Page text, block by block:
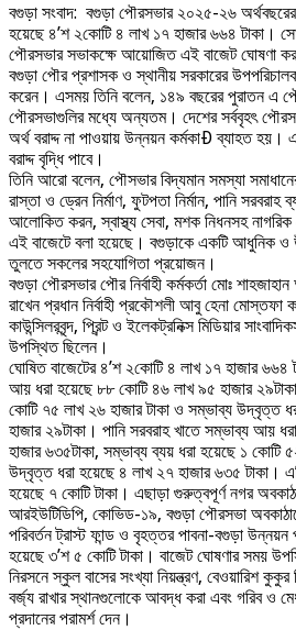
বগুড়া সংবাদ: বগুড়া পৌরসভার ২০২৫-২৬ অর্থবছরের
হয়েছে ৪’শ ২কোটি ৪ লাখ ১৭ হাজার ৬৬৪ টাকা।
পৌরসভার সভাকক্ষে আয়োজিত এই বাজেট ঘোষণা
বগুড়া পৌর প্রশাসক ও স্থানীয় সরকারের
করেন। এসময় তিনি বলেন, ১৪৯ বছরের পুরাতন এ
পৌরসভাগুলির মধ্যে অন্যতম। দেশের সর্ববৃহৎ
অর্থ বরাদ্দ না পাওয়ায় উন্নয়ন কর্মকাÐ ব্যাহত হয়।
বরাদ্দ বৃদ্ধি পাবে।
তিনি আরো বলেন, পৌসভার বিদ্যমান সমস্যা সমাধানের
রাস্তা ও ড্রেন নির্মাণ, ফুটপতা নির্মান, পানি সরবরাহ
আলোকিত করন, স্বাস্থ্য সেবা, মশক নিধনসহ নাগরিক
এই বাজেটে বলা হয়েছে। বগুড়াকে একটি আধুনিক
তুলতে সকলের সহযোগিতা প্রয়োজন।
বগুড়া পৌরসভার পৌর নির্বাহী কর্মকর্তা মোঃ
রাখেন প্রধান নির্বাহী প্রকৌশলী আবু হেনা
কাউন্সিলরবৃন্দ, প্রিন্ট ও ইলেকট্রনিক্স মিডিয়ার
উপস্থিত ছিলেন।
ঘোষিত বাজেটের ৪’শ ২কোটি ৪ লাখ ১৭ হাজার ৬৬৪
আয় ধরা হয়েছে ৮৮ কোটি ৪৬ লাখ ৯৫ হাজার
কোটি ৭৫ লাখ ২৬ হাজার টাকা ও সম্ভাব্য উদ্বৃত্ত
হাজার ২৯টাকা। পানি সরবরাহ খাতে সম্ভাব্য আয়
হাজার ৬৩৫টাকা, সম্ভাব্য ব্যয় ধরা হয়েছে ১ কোটি
উদ্বৃত্ত ধরা হয়েছে ৪ লাখ ২৭ হাজার ৬৩৫ টাকা।
হয়েছে ৭ কোটি টাকা। এছাড়া গুরুত্বপূর্ণ নগর
আরইউটিডিপি, কোভিড-১৯, বগুড়া পৌরসভা
পরিবর্তন ট্রাস্ট ফান্ড ও বৃহত্তর পাবনা-বগুড়া
হয়েছে ৩’শ ৫ কোটি টাকা। বাজেট ঘোষণার সময়
নিরসনে স্কুল বাসের সংখ্যা নিয়ন্ত্রণ, বেওয়ারিশ কুকুর
বর্জ্য রাখার স্থানগুলোকে আবদ্ধ করা এবং গরিব ও
প্রদানের পরামর্শ দেন।